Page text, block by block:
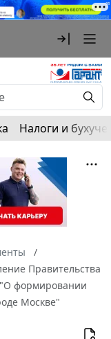
Налоги и
Правительства
"О формировании
Москве"